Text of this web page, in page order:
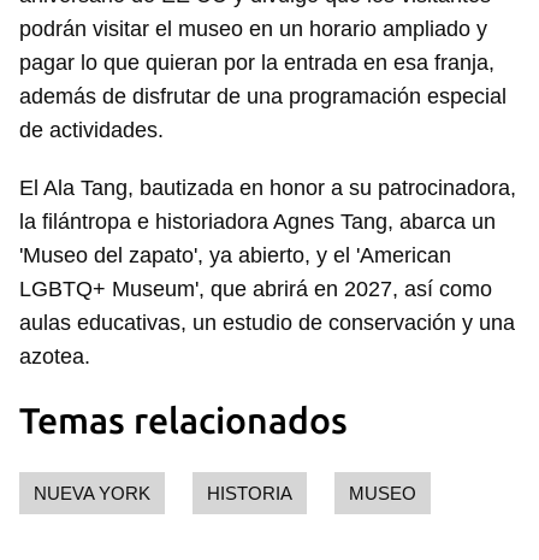
podrán visitar el museo en un horario ampliado y
pagar lo que quieran por la entrada en esa franja,
además de disfrutar de una programación especial
de actividades.
El Ala Tang, bautizada en honor a su patrocinadora,
la filántropa e historiadora Agnes Tang, abarca un
'Museo del zapato', ya abierto, y el 'American
LGBTQ+ Museum', que abrirá en 2027, así como
aulas educativas, un estudio de conservación y una
azotea.
Temas relacionados
NUEVA YORK HISTORIA MUSEO